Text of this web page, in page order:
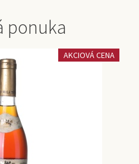
ponuka
AKCIOVÁ CENA